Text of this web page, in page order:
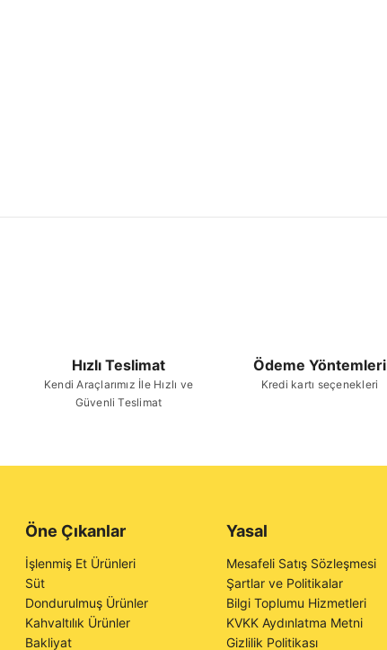
Hızlı Teslimat
Kendi Araçlarımız İle Hızlı ve
Güvenli Teslimat
Ödeme Yöntemleri
Kredi kartı seçenekleri
Öne Çıkanlar
İşlenmiş Et Ürünleri
Süt
Dondurulmuş Ürünler
Kahvaltılık Ürünler
Bakliyat
Yasal
Mesafeli Satış Sözleşmesi
Şartlar ve Politikalar
Bilgi Toplumu Hizmetleri
KVKK Aydınlatma Metni
Gizlilik Politikası